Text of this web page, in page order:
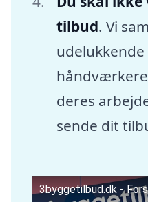
tilbud. Vi
deres
sende dit
3byggetilbud.dk -